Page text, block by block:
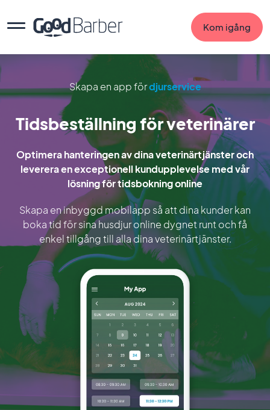
Kom igång
Skapa en app fördjurservice
Tidsbeställning för veterinärer
Optimera hanteringen av dina veterinärtjänster och
leverera en exceptionell kundupplevelse med vår
lösning för tidsbokning online
Skapa en inbyggd mobilapp så att dina kunder kan
boka tid för sina husdjur online dygnet runt och få
enkel tillgång till alla dina veterinärtjänster.